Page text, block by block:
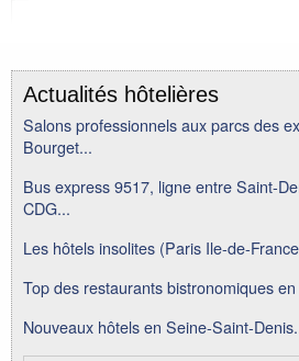
Actualités hôtelières
Salons professionnels aux parcs des
Bourget...
Bus express 9517, ligne entre Saint-
CDG...
Les hôtels insolites (Paris Ile-de-
Top des restaurants bistronomiques
Nouveaux hôtels en Seine-Saint-